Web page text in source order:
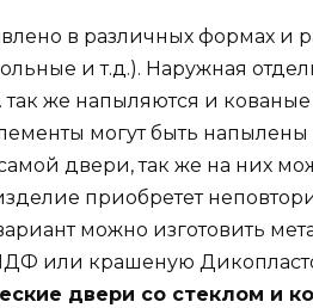
в различных формах и
и т.д.). Наружная
же напыляются и
могут быть
двери, так же на них
приобретет
можно изготовить
или крашеную
двери со стеклом и